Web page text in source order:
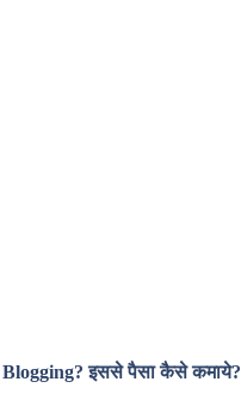
Blogging?इससे पैसा कैसे कमाये?